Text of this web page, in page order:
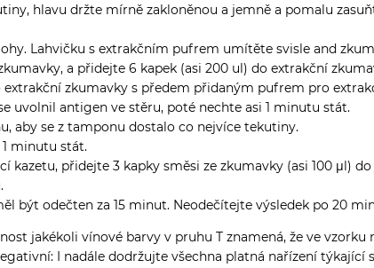
hlavu držte mírně zakloněnou a jemně a pomalu
Lahvičku s extrakčním pufrem umítěte svisle and
a přidejte 6 kapek (asi 200 ul) do extrakční
zkumavky s předem přidaným pufrem pro
uvolnil antigen ve stěru, poté nechte asi 1 minutu stát.
aby se z tamponu dostalo co nejvíce tekutiny.
minutu stát.
přidejte 3 kapky směsi ze zkumavky (asi 100 μl) do
být odečten za 15 minut. Neodečítejte výsledek po 20
jakékoli vínové barvy v pruhu T znamená, že ve vzorku
I nadále dodržujte všechna platná nařízení